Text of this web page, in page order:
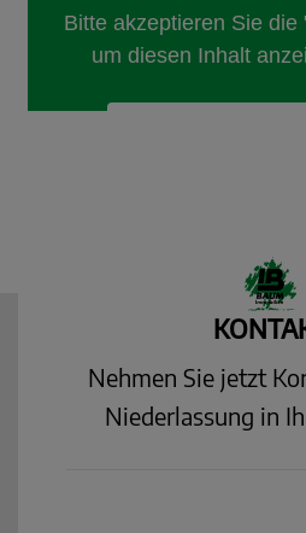
Nehmen Sie jetzt
Niederlassung in